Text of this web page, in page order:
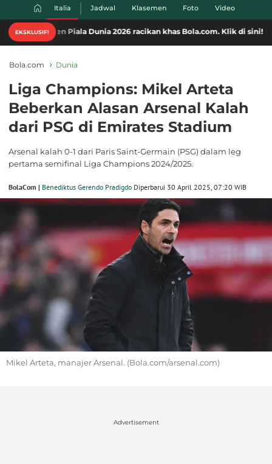
Italia Jadwal Klasemen Foto Video
EKSKLUSIF!
Piala Dunia 2026 racikan khas Bola.com. Klik di sini!
Bola.com Dunia
Liga Champions: Mikel Arteta
Beberkan Alasan Arsenal Kalah
dari PSG di Emirates Stadium
Arsenal kalah 0-1 dari Paris Saint-Germain (PSG) dalam leg
pertama semifinal Liga Champions 2024/2025.
BolaCom | Benediktus Gerendo Pradigdo Diperbarui 30 April 2025, 07:20 WIB
Mikel Arteta, manajer Arsenal. (Bola.com/arsenal.com)
Advertisement